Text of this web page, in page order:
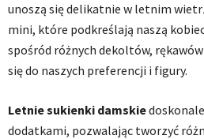
unoszą się delikatnie w letnim
mini, które podkreślają naszą
spośród różnych dekoltów,
się do naszych preferencji i figury.
Letniesukienki damskie
dodatkami, pozwalając tworzyć